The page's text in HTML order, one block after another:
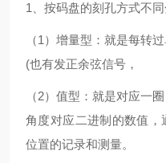
1、按码盘的刻孔方式不
（1）增量型：就是每转
(也有发正余弦信号，
（2）值型：就是对应一
角度对应二进制的数值
位置的记录和测量。